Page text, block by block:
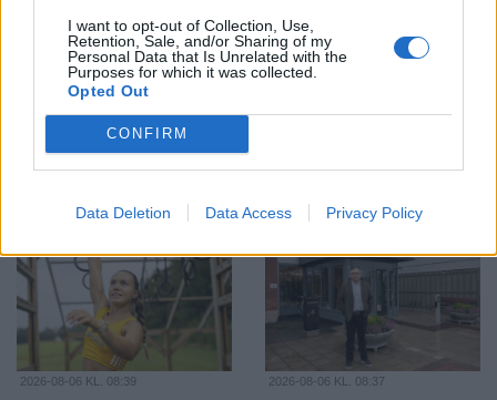
I want to opt-out of Collection, Use,
Retention, Sale, and/or Sharing of my
Personal Data that Is Unrelated with the
Purposes for which it was collected.
Opted Out
CONFIRM
Data Deletion Data Access Privacy Policy
Så ser du
meteorregnet och
partiella
solförmörkelsen
Astrofotografen och
Vallentunabon Per-Magnus
Max fashion blir
kvar i Vallentuna
centrum
2026-08-06 KL. 08:39 2026-08-06 KL. 08:37